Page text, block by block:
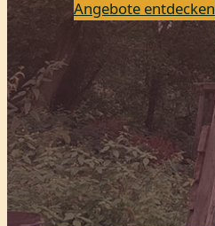
Angebote entdecken